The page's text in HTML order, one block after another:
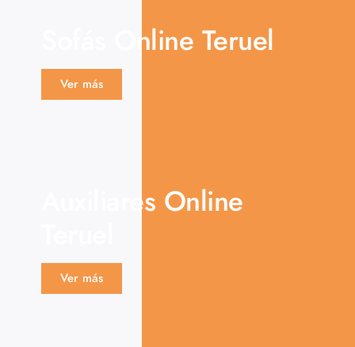
Sofás Online Teruel
Ver más
Auxiliares Online
Ver más